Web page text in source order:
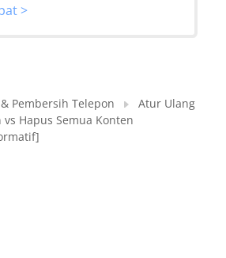
>
Pembersih Telepon
Atur Ulang
Hapus Semua Konten